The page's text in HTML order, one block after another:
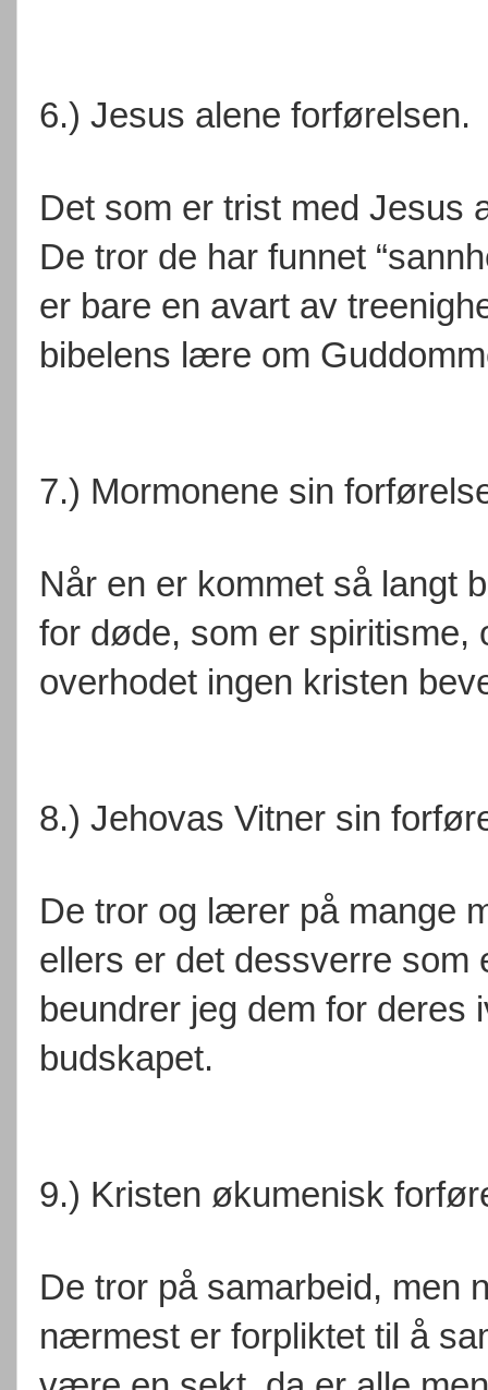
6.) Jesus alene forførelsen.
Det som er trist med Jesus
De tror de har funnet
er bare en avart av
bibelens lære om
7.) Mormonene sin
Når en er kommet så langt
for døde, som er spiritisme,
overhodet ingen kristen
8.) Jehovas Vitner sin
De tror og lærer på mange
ellers er det dessverre som
beundrer jeg dem for deres
budskapet.
9.) Kristen økumenisk
De tror på samarbeid, men
nærmest er forpliktet til å